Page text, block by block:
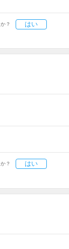
？ はい
？ はい